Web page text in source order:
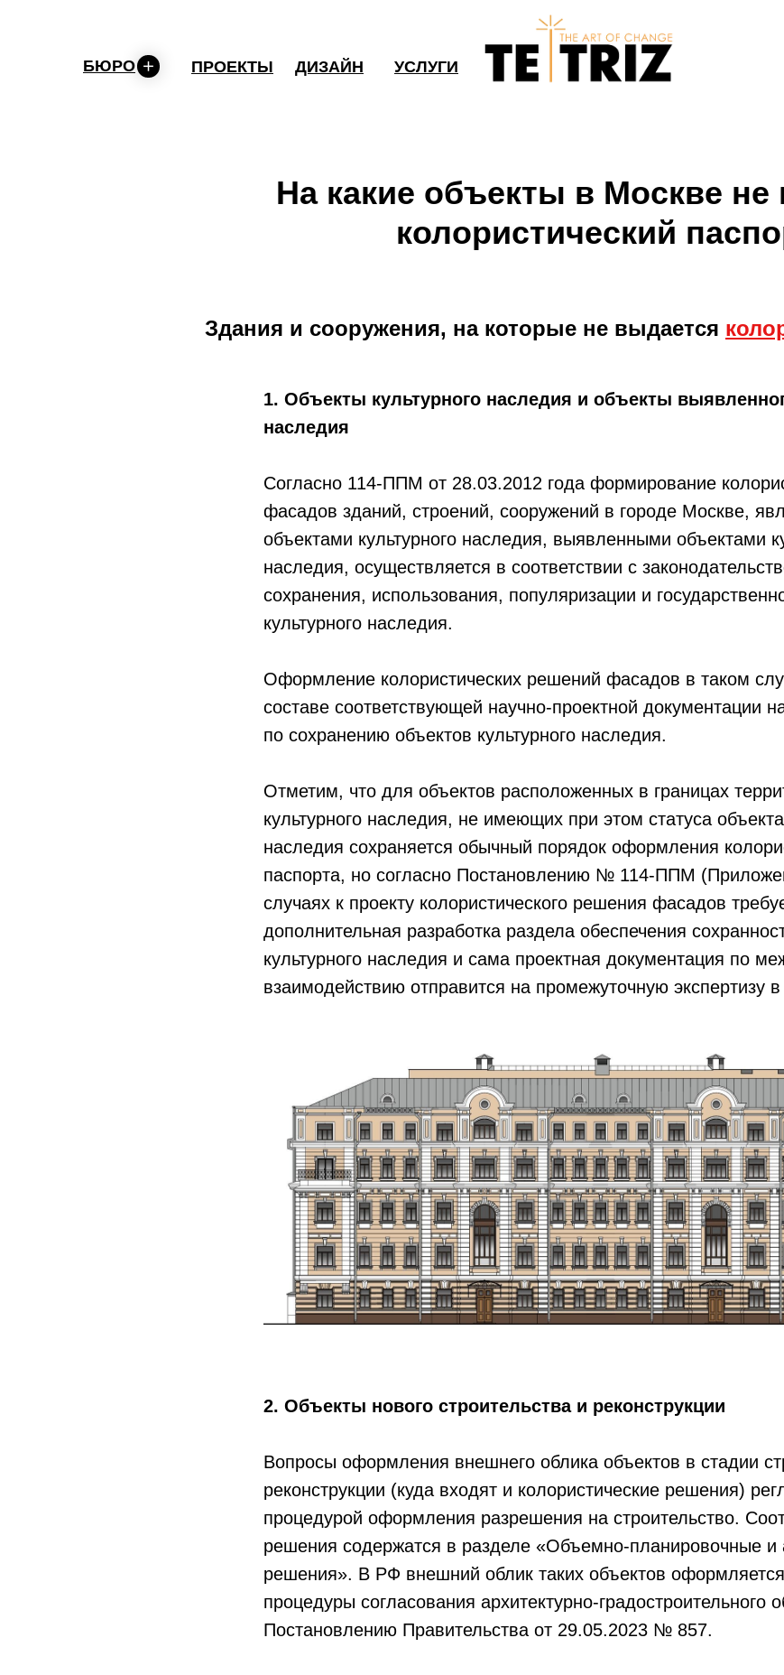
ПРОЕКТЫ ДИЗАЙН УСЛУГИ
БЮРО
На какие объекты в Москве не
колористический
Здания и сооружения, на которые не выдается
1. Объекты культурного наследия и объекты
наследия
Согласно 114-ППМ от 28.03.2012 года формирование
фасадов зданий, строений, сооружений в городе Москве,
объектами культурного наследия, выявленными объектами
наследия, осуществляется в соответствии с
сохранения, использования, популяризации и
культурного наследия.
Оформление колористических решений фасадов в таком
составе соответствующей научно-проектной документации
по сохранению объектов культурного наследия.
Отметим, что для объектов расположенных в границах
культурного наследия, не имеющих при этом статуса объекта
наследия сохраняется обычный порядок оформления
паспорта, но согласно Постановлению № 114-ППМ
случаях к проекту колористического решения фасадов
дополнительная разработка раздела обеспечения
культурного наследия и сама проектная документация по
взаимодействию отправится на промежуточную экспертизу
2. Объекты нового строительства и реконструкции
Вопросы оформления внешнего облика объектов в стадии
реконструкции (куда входят и колористические решения)
процедурой оформления разрешения на строительство.
решения содержатся в разделе «Объемно-планировочные и
решения». В РФ внешний облик таких объектов
процедуры согласования архитектурно-градостроительного
Постановлению Правительства от 29.05.2023 № 857.